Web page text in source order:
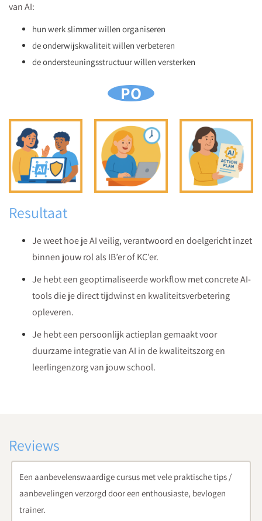
van AI:
hun werk slimmer willen organiseren
de onderwijskwaliteit willen verbeteren
de ondersteuningsstructuur willen versterken
PO
Resultaat
Je weet hoe je AI veilig, verantwoord en doelgericht inzet
binnen jouw rol als IB’er of KC’er.
Je hebt een geoptimaliseerde workflow met concrete AI-
tools die je direct tijdwinst en kwaliteitsverbetering
opleveren.
Je hebt een persoonlijk actieplan gemaakt voor
duurzame integratie van AI in de kwaliteitszorg en
leerlingenzorg van jouw school.
Reviews
cursus met vele praktische tips /
verzorgd door een enthousiaste, bevlogen
Tijdens deze
het wel kan!"